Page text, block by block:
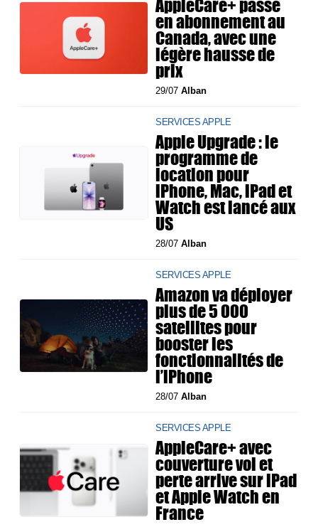
en abonnement au
Canada, avec une
légère hausse de
prix
29/07Alban
SERVICES APPLE
Apple Upgrade : le
programme de
location pour
iPhone, Mac, iPad et
Watch est lancé aux
US
28/07Alban
SERVICES APPLE
Amazon va déployer
plus de 5 000
satellites pour
booster les
fonctionnalités de
l’iPhone
28/07Alban
SERVICES APPLE
AppleCare+ avec
couverture vol et
perte arrive sur iPad
et Apple Watch en
France